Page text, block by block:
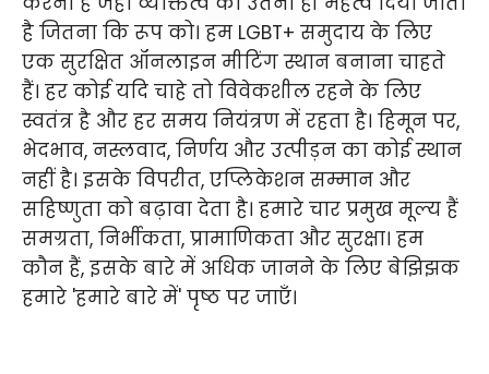
है जितना कि रूप को। हम LGBT+ समुदाय के लिए
एक सुरक्षित ऑनलाइन मीटिंग स्थान बनाना चाहते
हैं। हर कोई यदि चाहे तो विवेकशील रहने के लिए
स्वतंत्र है और हर समय नियंत्रण में रहता है। हिमून पर,
भेदभाव, नस्लवाद, निर्णय और उत्पीड़न का कोई स्थान
नहीं है। इसके विपरीत, एप्लिकेशन सम्मान और
सहिष्णुता को बढ़ावा देता है। हमारे चार प्रमुख मूल्य हैं
समग्रता, निर्भीकता, प्रामाणिकता और सुरक्षा। हम
कौन हैं, इसके बारे में अधिक जानने के लिए बेझिझक
हमारे 'हमारे बारे में' पृष्ठ पर जाएँ।